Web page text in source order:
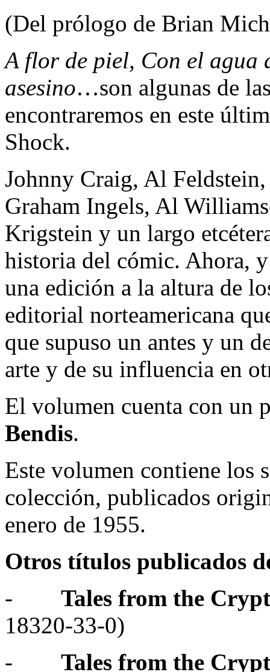
(Del prólogo de Brian
A flor de piel, Con el
asesino…son algunas de
encontraremos en este
Shock.
Johnny Craig, Al
Graham Ingels, Al
Krigstein y un largo
historia del cómic. Ahora,
una edición a la altura de
editorial norteamericana
que supuso un antes y un
arte y de su influencia en
El volumen cuenta con un
Bendis.
Este volumen contiene los
colección, publicados
enero de 1955.
Otros títulos publicados
- Tales from the
18320-33-0)
- Tales from the